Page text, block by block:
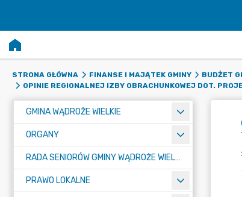
STRONA GŁÓWNA FINANSE I MAJĄTEK GMINY BUDŻET
OPINIE REGIONALNEJ IZBY OBRACHUNKOWEJ DOT.
GMINA WĄDROŻE WIELKIE
ORGANY
RADA SENIORÓW GMINY WĄDROŻE WIELKIE
PRAWO LOKALNE